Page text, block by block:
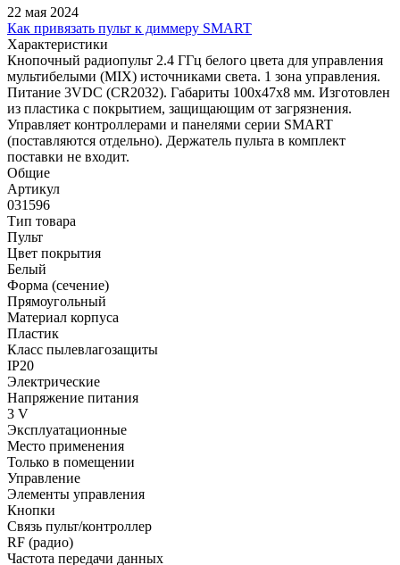
22 мая 2024
Как привязать пульт к диммеру SMART
Характеристики
Кнопочный радиопульт 2.4 ГГц белого цвета для управления
мультибелыми (MIX) источниками света. 1 зона управления.
Питание 3VDC (CR2032). Габариты 100x47x8 мм. Изготовлен
из пластика с покрытием, защищающим от загрязнения.
Управляет контроллерами и панелями серии SMART
(поставляются отдельно). Держатель пульта в комплект
поставки не входит.
Общие
Артикул
031596
Тип товара
Пульт
Цвет покрытия
Белый
Форма (сечение)
Прямоугольный
Материал корпуса
Пластик
Класс пылевлагозащиты
IP20
Электрические
Напряжение питания
3 V
Эксплуатационные
Место применения
Только в помещении
Управление
Элементы управления
Кнопки
Связь пульт/контроллер
RF (радио)
Частота передачи данных